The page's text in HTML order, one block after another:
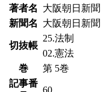
著者名
大阪朝日新聞
新聞名
大阪朝日新聞
切抜帳
25.法制
02.憲法
巻
第 5巻
記事番
60